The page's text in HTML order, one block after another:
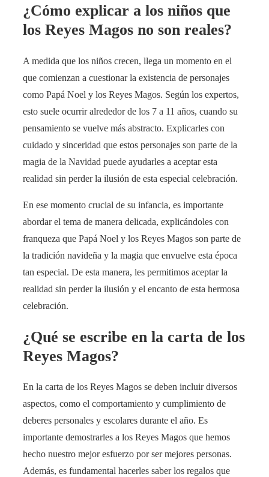
¿Cómo explicar a los niños que
los Reyes Magos no son reales?
A medida que los niños crecen, llega un momento en el
que comienzan a cuestionar la existencia de personajes
como Papá Noel y los Reyes Magos. Según los expertos,
esto suele ocurrir alrededor de los 7 a 11 años, cuando su
pensamiento se vuelve más abstracto. Explicarles con
cuidado y sinceridad que estos personajes son parte de la
magia de la Navidad puede ayudarles a aceptar esta
realidad sin perder la ilusión de esta especial celebración.
En ese momento crucial de su infancia, es importante
abordar el tema de manera delicada, explicándoles con
franqueza que Papá Noel y los Reyes Magos son parte de
la tradición navideña y la magia que envuelve esta época
tan especial. De esta manera, les permitimos aceptar la
realidad sin perder la ilusión y el encanto de esta hermosa
celebración.
¿Qué se escribe en la carta de los
Reyes Magos?
En la carta de los Reyes Magos se deben incluir diversos
aspectos, como el comportamiento y cumplimiento de
deberes personales y escolares durante el año. Es
importante demostrarles a los Reyes Magos que hemos
hecho nuestro mejor esfuerzo por ser mejores personas.
Además, es fundamental hacerles saber los regalos que